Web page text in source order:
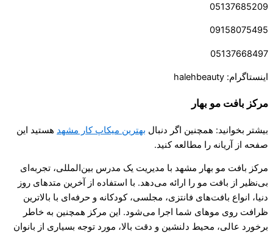
05137685209
09158075495
05137668497
اینستاگرام: halehbeauty
مرکز بافت مو بهار
بیشتر بخوانید: همچنین اگر دنبال بهترین میکاپ کار مشهدهستید این
صفحه از آریانه را مطالعه کنید.
مرکز بافت مو بهار مشهد با مدیریت یک مدرس بین‌المللی، تجربه‌ای
بی‌نظیر از بافت مو را ارائه می‌دهد. با استفاده از آخرین متدهای روز
دنیا، انواع بافت‌های فانتزی، مجلسی، کودکانه و حرفه‌ای با بالاترین
ظرافت روی موهای شما اجرا می‌شود. این مرکز همچنین به خاطر
برخورد عالی، محیط دلنشین و دقت بالا، مورد توجه بسیاری از بانوان